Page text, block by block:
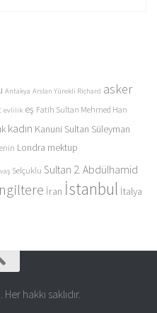
Antakya Arslan Yürekli Richard asker
evlilik eş Fatih Sultan Mehmed Han
kadın Kanuni Sultan Süleyman
Londra mektup
Selçuklu Sultan 2. Abdülhamid
İran İstanbul İtalya
hakkı saklıdır.